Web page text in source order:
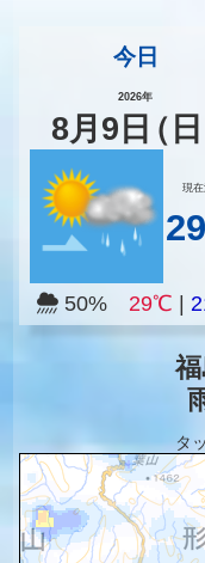
今日
2026年
8月 9 日（日
現
50% 29℃
タ